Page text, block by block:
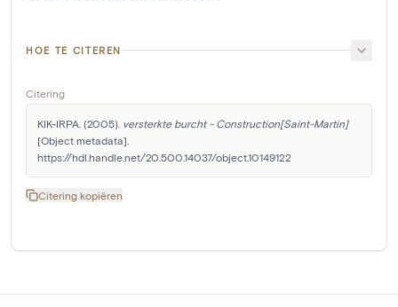
HOE TE CITEREN
Citering
KIK-IRPA. (2005). versterkte burcht - Construction[Saint-Martin]
[Object metadata].
https://hdl.handle.net/20.500.14037/object.10149122
Citering kopiëren